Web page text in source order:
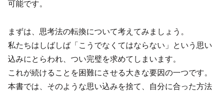
可能です。
まずは、思考法の転換について考えてみましょう。
私たちはしばしば「こうでなくてはならない」という思い
込みにとらわれ、つい完璧を求めてしまいます。
これが続けることを困難にさせる大きな要因の一つです。
本書では、そのような思い込みを捨て、自分に合った方法